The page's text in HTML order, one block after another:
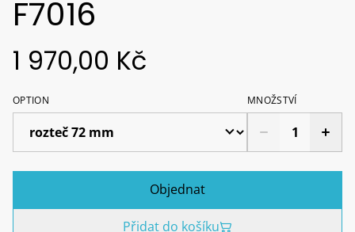
F7016
1 970,00 Kč
OPTION MNOŽSTVÍ
Objednat
Přidat do košíku